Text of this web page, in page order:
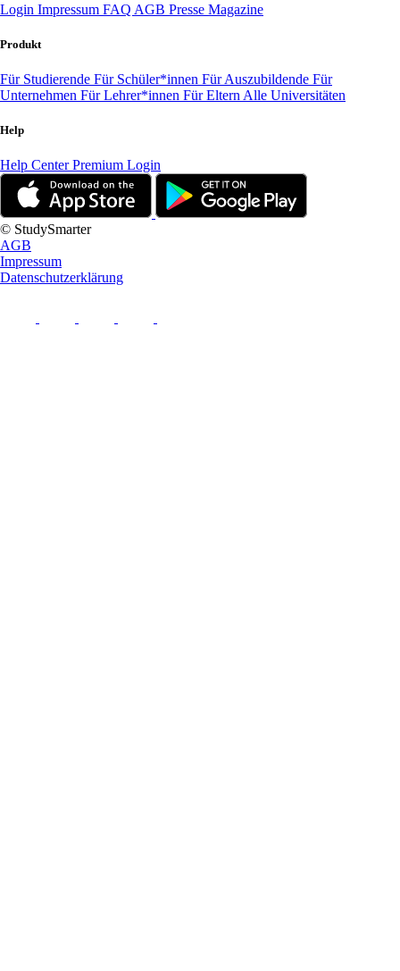
Login Impressum FAQ AGB Presse Magazine
Produkt
Für Studierende Für Schüler*innen Für Auszubildende Für
Unternehmen Für Lehrer*innen Für Eltern Alle Universitäten
Help
Help CenterPremium Login
© StudySmarter
AGB
Impressum
Datenschutzerklärung